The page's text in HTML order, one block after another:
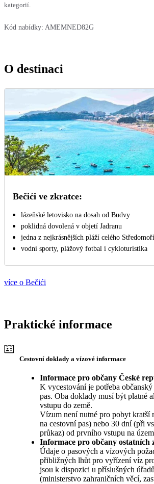
kategorií.
Kód nabídky: AMEMNED82G
O destinaci
Bečići ve zkratce:
lázeňské letovisko na dosah od Budvy
poklidná dovolená v objetí Jadranu
jedna z nejkrásnějších pláží celého Středomoří
vodní sporty, plážový fotbal i cykloturistika
více o Bečići
Praktické informace
Cestovní doklady a vízové informace
Informace pro občany České
K vycestování je potřeba
pas. Oba doklady musí být platné
vstupu do země.
Vízum není nutné pro pobyt kratší
na cestovní pas) nebo 30 dní (při
průkaz) od prvního vstupu na
Informace pro občany ostatních
Údaje o pasových a vízových
přibližných lhůt pro vyřízení víz
jsou k dispozici u příslušných
(ministerstvo zahraničních věcí,